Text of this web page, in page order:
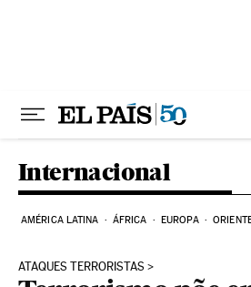
Internacional
AMÉRICA LATINA ÁFRICA EUROPA
ATAQUES TERRORISTAS